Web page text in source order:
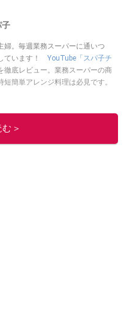
子
婦。毎週業務スーパーに通いつ
ています！ YouTube「スパ子チ
徹底レビュー。業務スーパーの商
簡単アレンジ料理は必見です。
オシストの他の記事を読む
＞